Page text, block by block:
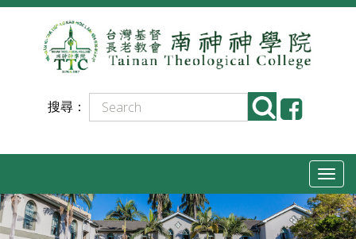
跳
搜尋：
T
o
g